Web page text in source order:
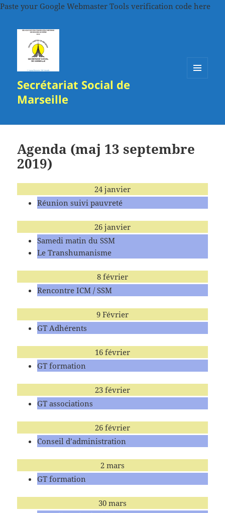
Paste your Google Webmaster Tools verification code here
Secrétariat Social de
Marseille
Agenda (maj 13 septembre
2019)
24 janvier
Réunion suivi pauvreté
26 janvier
Samedi matin du SSM
Le Transhumanisme
8 février
Rencontre ICM / SSM
9 Février
GT Adhérents
16 février
GT formation
23 février
GT associations
26 février
Conseil d’administration
2 mars
GT formation
30 mars